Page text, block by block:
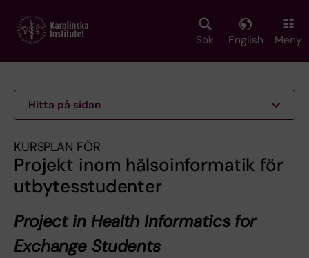
main
Sök English Meny
Hitta på sidan
KURSPLAN FÖR
Projekt inom hälsoinformatik för
utbytesstudenter
Project in Health Informatics for
Exchange Students